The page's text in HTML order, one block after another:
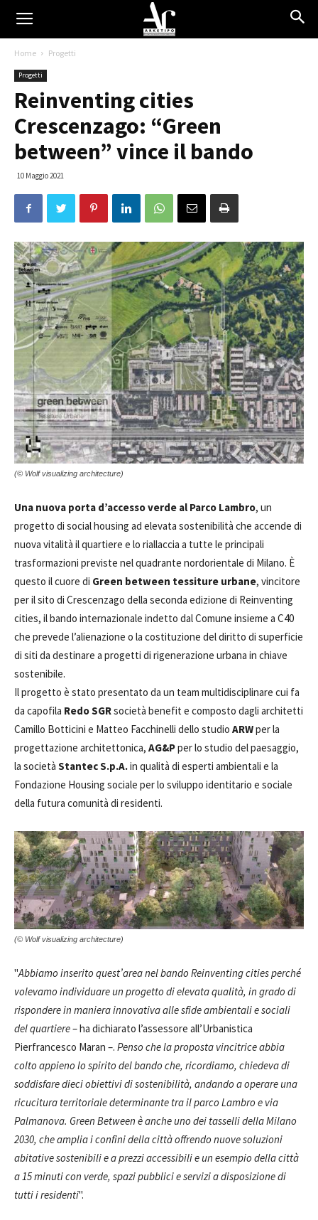
Home Progetti
Progetti
Reinventing cities
Crescenzago: “Green
between” vince il bando
10 Maggio 2021
(© Wolf visualizing architecture)
Una nuova porta d’accesso verde al Parco Lambro, un
progetto di social housing ad elevata sostenibilità che accende di
nuova vitalità il quartiere e lo riallaccia a tutte le principali
trasformazioni previste nel quadrante nordorientale di Milano. È
questo il cuore di Green between tessiture urbane, vincitore
per il sito di Crescenzago della seconda edizione di Reinventing
cities, il bando internazionale indetto dal Comune insieme a C40
che prevede l’alienazione o la costituzione del diritto di superficie
di siti da destinare a progetti di rigenerazione urbana in chiave
sostenibile.
Il progetto è stato presentato da un team multidisciplinare cui fa
da capofila Redo SGRsocietà benefit e composto dagli architetti
Camillo Botticini e Matteo Facchinelli dello studio ARWper la
progettazione architettonica, AG&Pper lo studio del paesaggio,
la società Stantec S.p.A.in qualità di esperti ambientali e la
Fondazione Housing sociale per lo sviluppo identitario e sociale
della futura comunità di residenti.
(© Wolf visualizing architecture)
"Abbiamo inserito quest’area nel bando Reinventing cities perché
volevamo individuare un progetto di elevata qualità, in grado di
rispondere in maniera innovativa alle sfide ambientali e sociali
del quartiere– ha dichiarato l’assessore all’Urbanistica
Pierfrancesco Maran –. Penso che la proposta vincitrice abbia
colto appieno lo spirito del bando che, ricordiamo, chiedeva di
soddisfare dieci obiettivi di sostenibilità, andando a operare una
ricucitura territoriale determinante tra il parco Lambro e via
Palmanova. Green Between è anche uno dei tasselli della Milano
2030, che amplia i confini della città offrendo nuove soluzioni
abitative sostenibili e a prezzi accessibili e un esempio della città
a 15 minuti con verde, spazi pubblici e servizi a disposizione di
tutti i residenti".